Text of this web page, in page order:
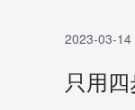
2023-03-14
只用